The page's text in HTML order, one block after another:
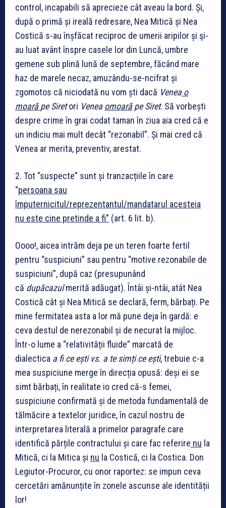
control, incapabili să aprecieze cât aveau la bord. Și,
după o primă și ireală redresare, Nea Mitică și Nea
Costică s-au înșfăcat reciproc de umerii aripilor și şi-
au luat avânt înspre casele lor din Luncă, umbre
gemene sub plină lună de septembre, făcând mare
haz de marele necaz, amuzându-se-ncifrat și
zgomotos că niciodată nu vom ști dacă Veneao
moarăpe Siretori Veneaomoarăpe Siret. Să vorbești
despre crime în grai codat taman în ziua aia cred că e
un indiciu mai mult decât “rezonabil”. Și mai cred că
Venea ar merita, preventiv, arestat.
2. Tot “suspecte” sunt și tranzacțiile în care
“persoana sau
împuternicitul/reprezentantul/mandatarul acesteia
nu este cine pretinde a fi” (art. 6 lit. b).
Oooo!, aicea intrăm deja pe un teren foarte fertil
pentru “suspiciuni” sau pentru “motive rezonabile de
suspiciuni”, după caz (presupunând
că dupăcazulmerită adăugat). Întâi și-ntâi, atât Nea
Costică cât și Nea Mitică se declară, ferm, bărbați. Pe
mine fermitatea asta a lor mă pune deja în gardă: e
ceva destul de nerezonabil și de necurat la mijloc.
Într-o lume a “relativității fluide” marcată de
dialectica a fi ce ești vs. a te simți ce ești, trebuie c-a
mea suspiciune merge în direcția opusă: deși ei se
simt bărbați, în realitate io cred că-s femei,
suspiciune confirmată și de metoda fundamentală de
tălmăcire a textelor juridice, în cazul nostru de
interpretarea literală a primelor paragrafe care
identifică părțile contractului și care fac referire nu la
Mitică, ci la Mitica și nu la Costică, ci la Costica. Don
Legiutor-Procuror, cu onor raportez: se impun ceva
cercetări amănunțite în zonele ascunse ale identității
lor!